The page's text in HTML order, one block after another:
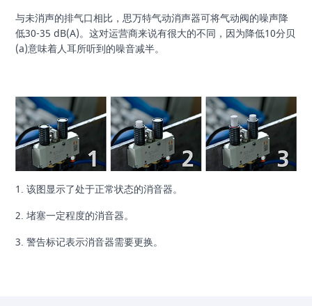
与未消声的排气口相比，思万特气动消声器可将气动阀的噪声降
低30-35 dB(A)。这对运营商来说有很大的不同，因为降低10分贝
(a)意味着人耳所听到的噪音减半。
1. 该图显示了处于正常状态的消音器。
2. 堵塞一定程度的消音器。
3. 警告标记表示消音器需要更换。